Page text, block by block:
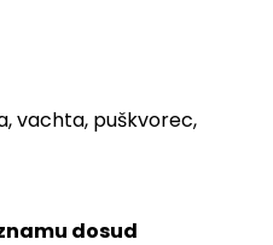
vachta, puškvorec,
dosud